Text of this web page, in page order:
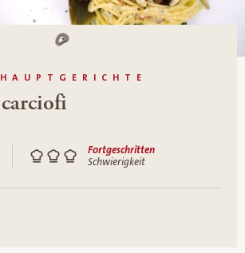
Fortgeschritten
Schwierigkeit